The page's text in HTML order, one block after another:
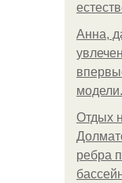
Анна,
модели.
Отдых
ребра